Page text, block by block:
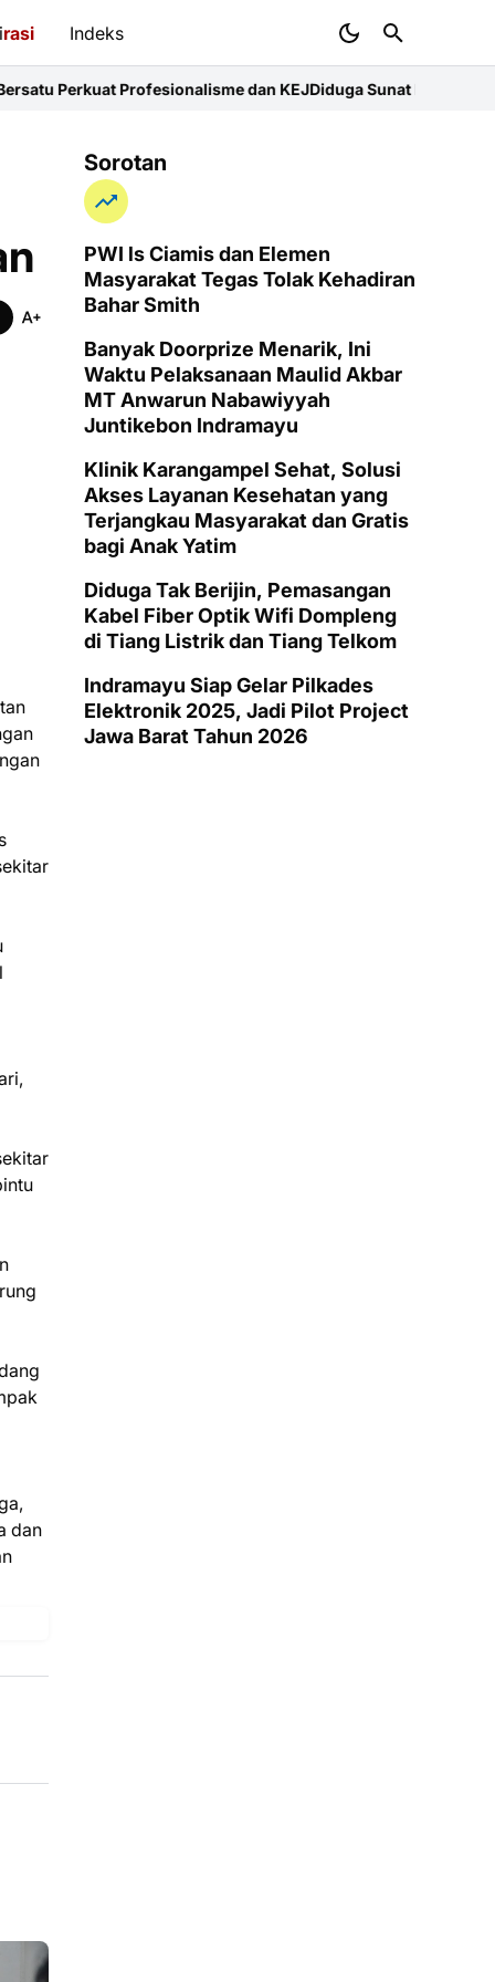
rasi Indeks
dan KEJDiduga Sunat Ketebalan Jalan di
dan
Sorotan
PWI ls Ciamis dan Elemen
Masyarakat Tegas Tolak Kehadiran
Bahar Smith
Banyak Doorprize Menarik, Ini
Waktu Pelaksanaan Maulid Akbar
MT Anwarun Nabawiyyah
Juntikebon Indramayu
Klinik Karangampel Sehat, Solusi
Akses Layanan Kesehatan yang
Terjangkau Masyarakat dan Gratis
bagi Anak Yatim
Diduga Tak Berijin, Pemasangan
Kabel Fiber Optik Wifi Dompleng
di Tiang Listrik dan Tiang Telkom
Indramayu Siap Gelar Pilkades
Elektronik 2025, Jadi Pilot Project
Jawa Barat Tahun 2026